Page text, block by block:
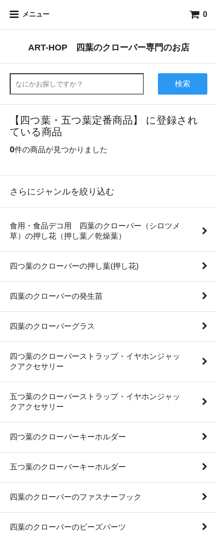
メニュー 0
ART-HOP 四葉のクローバー専門のお店
検索
【四つ葉・五つ葉定番商品】 に登録され
ている商品
0件の商品が見つかりました
さらにジャンルを絞り込む
食用・食品デコ用 四葉のクローバー（シロツメ
草）の押し花（押し葉／乾燥葉）
四つ葉のクローバーの押し葉(押し花)
四葉のクローバーの発生苗
四葉のクローバーグラス
四つ葉のクローバーストラップ・イヤホンジャッ
クアクセサリー
五つ葉のクローバーストラップ・イヤホンジャッ
クアクセサリー
四つ葉のクローバーキーホルダー
五つ葉のクローバーキーホルダー
四葉のクローバーのファスナーフック
四葉のクローバーのビーズパーツ